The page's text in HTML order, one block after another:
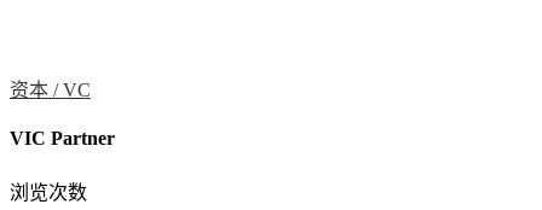
资本 /VC
VIC Partner
浏览次数